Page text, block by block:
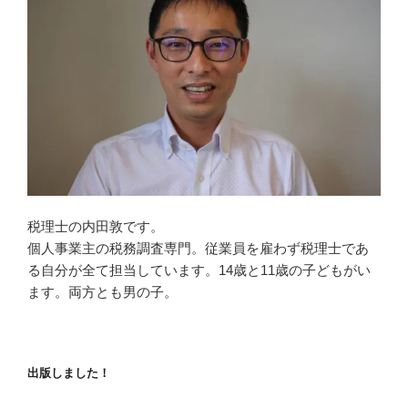
税理士の内田敦です。
個人事業主の税務調査専門。従業員を雇わず税理士であ
る自分が全て担当しています。14歳と11歳の子どもがい
ます。両方とも男の子。
出版しました！